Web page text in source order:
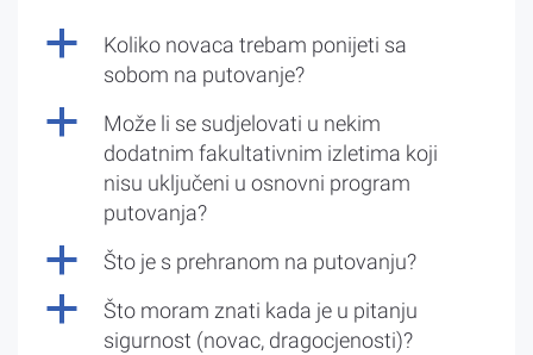
a
Koliko novaca trebam ponijeti sa
sobom na putovanje?
a
Može li se sudjelovati u nekim
dodatnim fakultativnim izletima koji
nisu uključeni u osnovni program
putovanja?
a Što je s prehranom na putovanju?
a
Što moram znati kada je u pitanju
sigurnost (novac, dragocjenosti)?